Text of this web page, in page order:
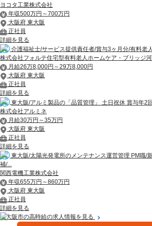
ヨコタ工業株式会社
年収500万円～700万円
大阪府 東大阪
正社員
詳細を見る
介護福祉士/サービス提供責任者/賞与3ヶ月分/有料老
株式会社フォルテ住宅型有料老人ホームケア・ブリッジ
月給26万8,000円～29万8,000円
大阪府 東大阪
正社員
詳細を見る
東大阪/アルミ製品の「品質管理」 土日祝休 賞与年2
株式会社アルミネ
月給30万円～35万円
大阪府 東大阪
正社員
詳細を見る
東大阪/太陽光発電所のメンテナンス運営管理 PM職/
補/...
関西電機工業株式会社
年収655万円～860万円
大阪府 東大阪
正社員
詳細を見る
東大阪市の高時給の求人情報を見る